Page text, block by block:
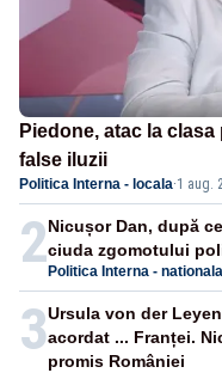
Piedone, atac la
false iluzii
Politica Interna - locala·1 aug.
2 Politica Interna - nationala
Nicușor Dan, după
ciuda zgomotului
3Ursula von der
acordat ... Franței.
promis României